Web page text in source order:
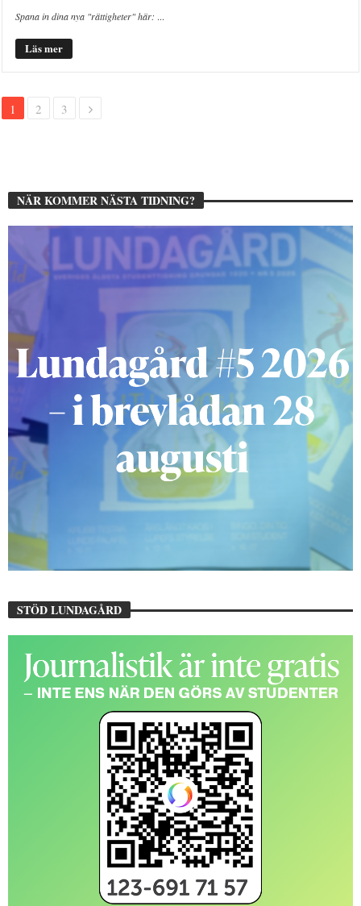
Spana in dina nya "rättigheter" här: ...
Läs mer
1 2 3
NÄR KOMMER NÄSTA TIDNING?
STÖD LUNDAGÅRD